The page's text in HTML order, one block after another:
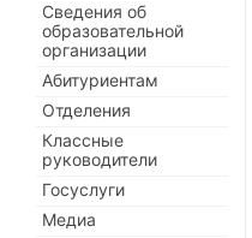
Сведения об
образовательной
организации
Абитуриентам
Отделения
Классные
руководители
Госуслуги
Медиа